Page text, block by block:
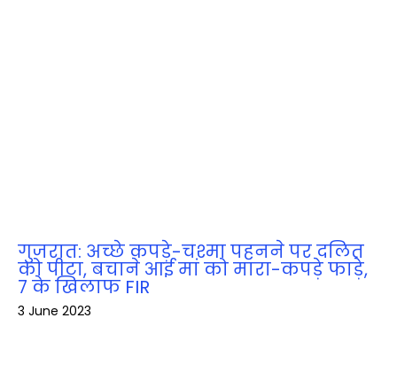
गुजरात: अच्छे कपड़े-चश्मा पहनने पर दलित
को पीटा, बचाने आई मां को मारा-कपड़े फाड़े,
7 के खिलाफ FIR
3 June 2023